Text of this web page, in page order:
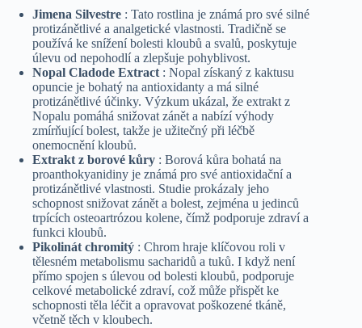
Jimena Silvestre : Tato rostlina je známá pro své silné
protizánětlivé a analgetické vlastnosti. Tradičně se
používá ke snížení bolesti kloubů a svalů, poskytuje
úlevu od nepohodlí a zlepšuje pohyblivost.
Nopal Cladode Extract : Nopal získaný z kaktusu
opuncie je bohatý na antioxidanty a má silné
protizánětlivé účinky. Výzkum ukázal, že extrakt z
Nopalu pomáhá snižovat zánět a nabízí výhody
zmírňující bolest, takže je užitečný při léčbě
onemocnění kloubů.
Extrakt z borové kůry : Borová kůra bohatá na
proanthokyanidiny je známá pro své antioxidační a
protizánětlivé vlastnosti. Studie prokázaly jeho
schopnost snižovat zánět a bolest, zejména u jedinců
trpících osteoartrózou kolene, čímž podporuje zdraví a
funkci kloubů.
Pikolinát chromitý : Chrom hraje klíčovou roli v
tělesném metabolismu sacharidů a tuků. I když není
přímo spojen s úlevou od bolesti kloubů, podporuje
celkové metabolické zdraví, což může přispět ke
schopnosti těla léčit a opravovat poškozené tkáně,
včetně těch v kloubech.